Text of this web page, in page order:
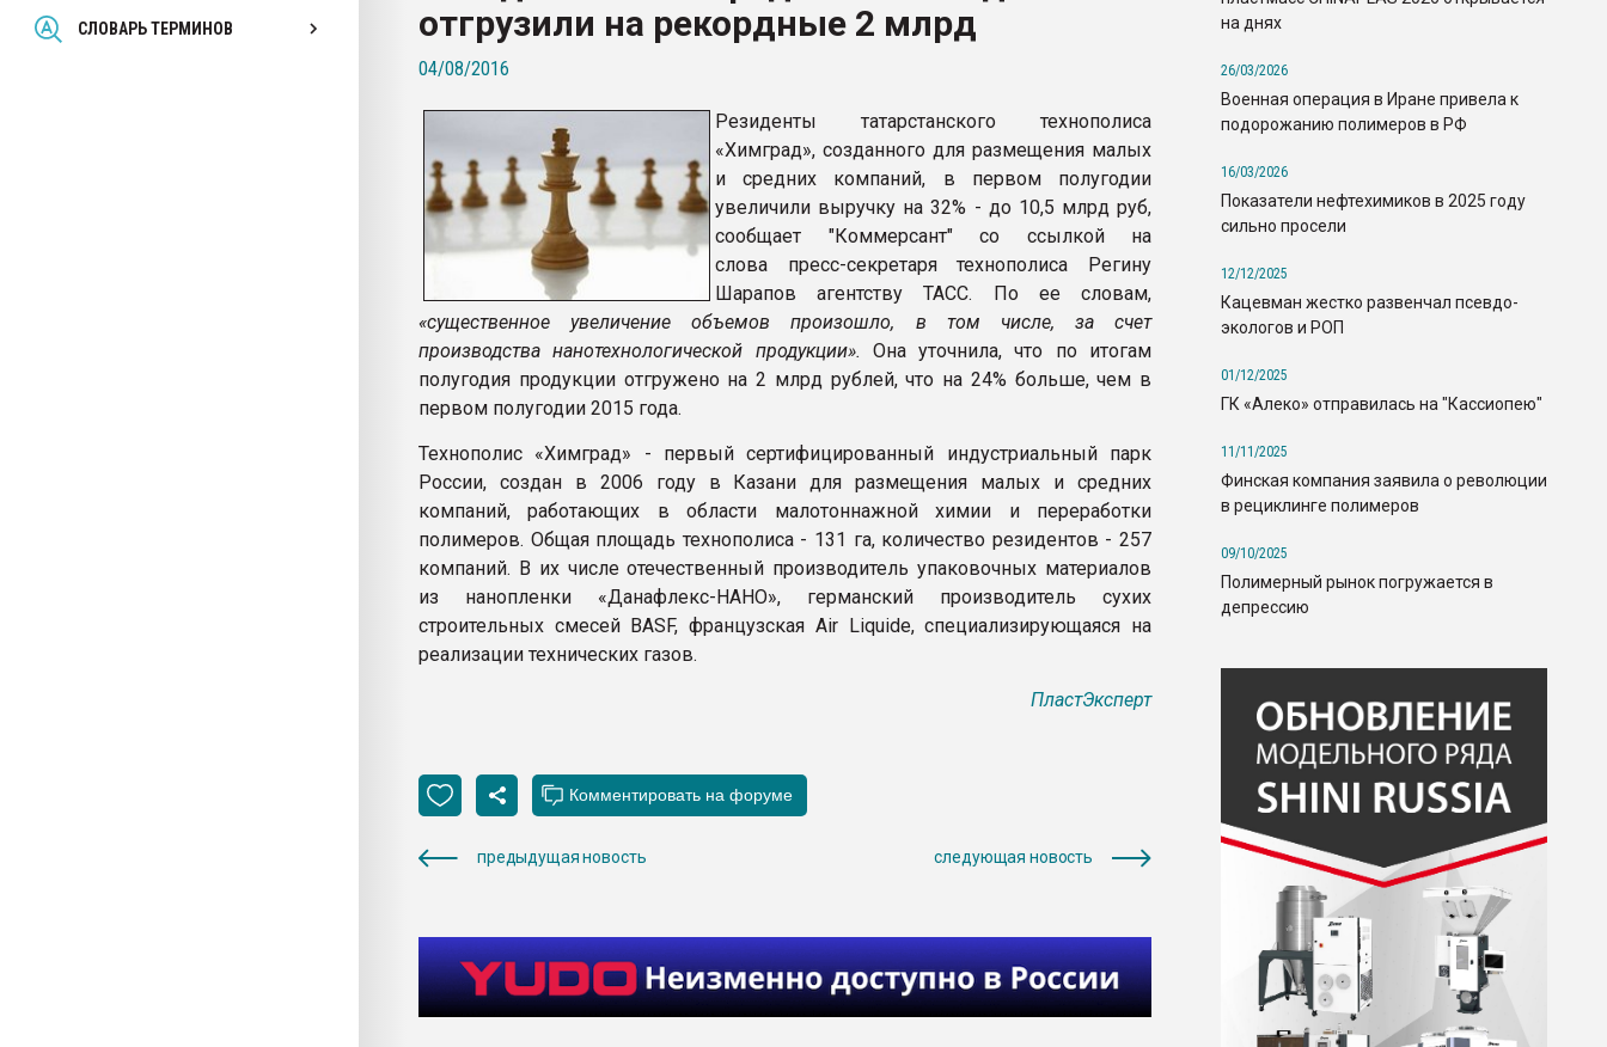
СЛОВАРЬ ТЕРМИНОВ
Всё, что касается выдува ПЭТ
бутылок
ПЕРЕЙТИ НА ФОРУМ
отгрузили на рекордные 2 млрд
04/08/2016
Резиденты татарстанского технополиса
«Химград», созданного для размещения малых
и средних компаний, в первом полугодии
увеличили выручку на 32% - до 10,5 млрд руб,
сообщает "Коммерсант" со ссылкой на
слова пресс-секретаря технополиса Регину
Шарапов агентству ТАСС. По ее словам,
«существенное увеличение объемов произошло, в том числе, за счет
производства нанотехнологической продукции». Она уточнила, что по итогам
полугодия продукции отгружено на 2 млрд рублей, что на 24% больше, чем в
первом полугодии 2015 года.
Технополис «Химград» - первый сертифицированный индустриальный парк
России, создан в 2006 году в Казани для размещения малых и средних
компаний, работающих в области малотоннажной химии и переработки
полимеров. Общая площадь технополиса - 131 га, количество резидентов - 257
компаний. В их числе отечественный производитель упаковочных материалов
из нанопленки «Данафлекс-НАНО», германский производитель сухих
строительных смесей BASF, французская Air Liquide, специализирующаяся на
реализации технических газов.
ПластЭксперт
предыдущая новость следующая новость
на днях
26/03/2026
Военная операция в Иране привела к
подорожанию полимеров в РФ
16/03/2026
Показатели нефтехимиков в 2025 году
сильно просели
12/12/2025
Кацевман жестко развенчал псевдо-
экологов и РОП
01/12/2025
ГК «Алеко» отправилась на "Кассиопею"
11/11/2025
Финская компания заявила о революции
в рециклинге полимеров
09/10/2025
Полимерный рынок погружается в
депрессию